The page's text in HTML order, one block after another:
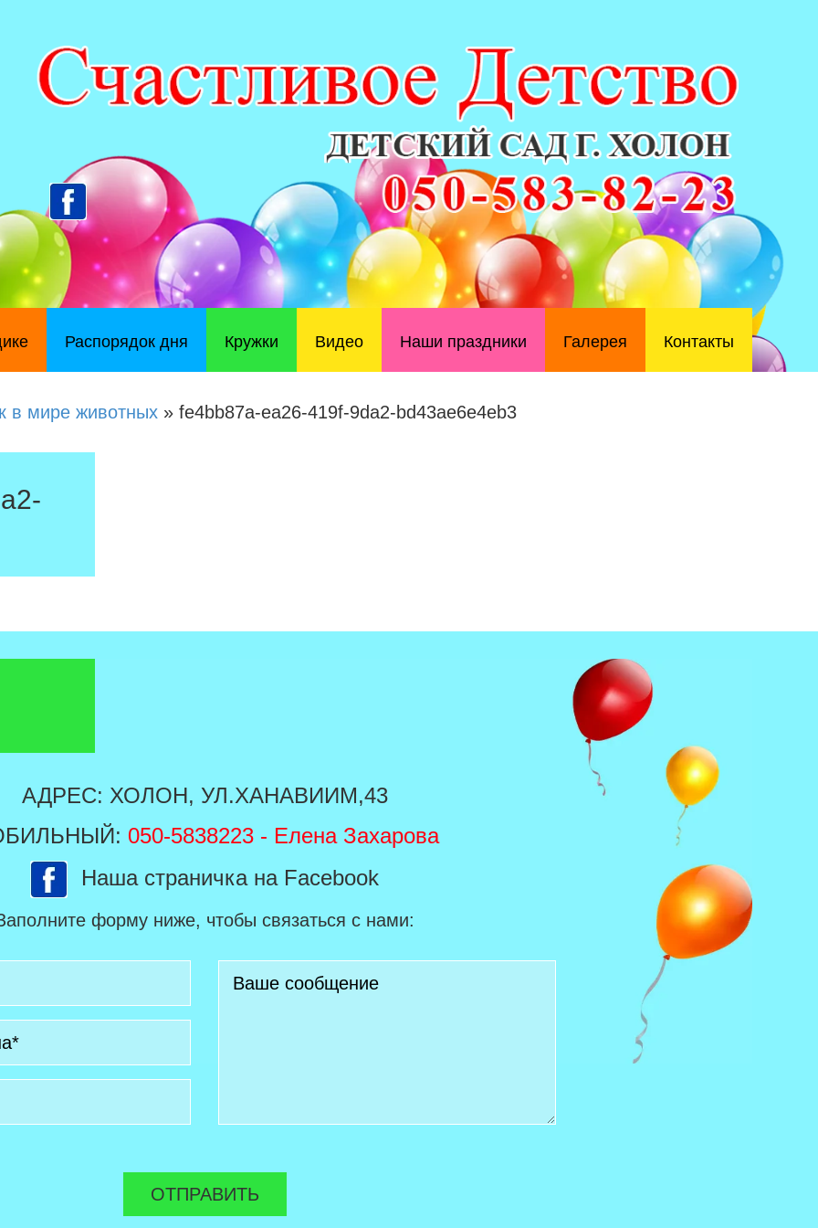
Распорядок дня Кружки Видео Наши праздники Галерея Контакты
в мире животных » fe4bb87a-ea26-419f-9da2-bd43ae6e4eb3
АДРЕС: ХОЛОН, УЛ.ХАНАВИИМ,43
050-5838223 - Елена Захарова
Наша страничка на Facebook
форму ниже, чтобы связаться с нами: